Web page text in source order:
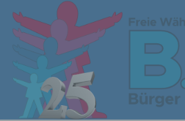
content